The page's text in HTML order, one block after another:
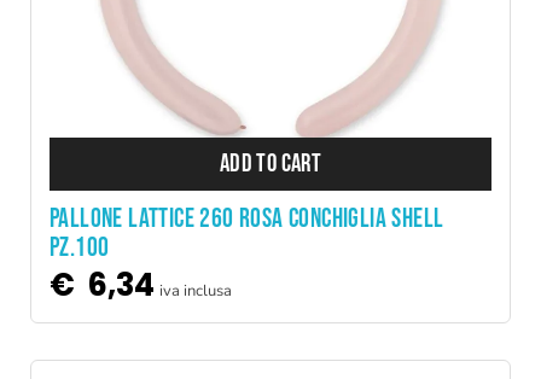
ADD TO CART
PALLONE LATTICE 260 ROSA CONCHIGLIA SHELL
PZ.100
€ 6,34 iva inclusa